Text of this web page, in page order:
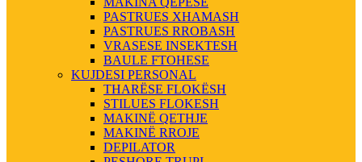
PASTRUES XHAMASH
PASTRUES RROBASH
VRASESE INSEKTESH
BAULE FTOHESE
KUJDESI PERSONAL
THARËSE FLOKËSH
STILUES FLOKESH
MAKINË QETHJE
MAKINË RROJE
DEPILATOR